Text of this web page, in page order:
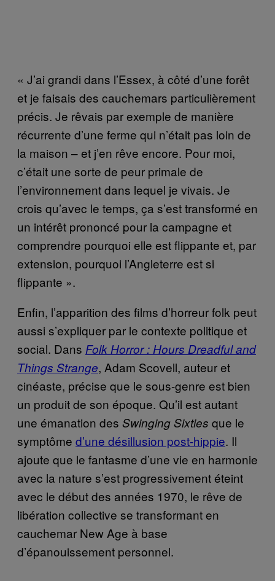
« J’ai grandi dans l’Essex, à côté d’une forêt
et je faisais des cauchemars particulièrement
précis. Je rêvais par exemple de manière
récurrente d’une ferme qui n’était pas loin de
la maison – et j’en rêve encore. Pour moi,
c’était une sorte de peur primale de
l’environnement dans lequel je vivais. Je
crois qu’avec le temps, ça s’est transformé en
un intérêt prononcé pour la campagne et
comprendre pourquoi elle est flippante et, par
extension, pourquoi l’Angleterre est si
flippante ».
Enfin, l’apparition des films d’horreur folk peut
aussi s’expliquer par le contexte politique et
social. Dans Folk Horror : Hours Dreadful and
Things Strange, Adam Scovell, auteur et
cinéaste, précise que le sous-genre est bien
un produit de son époque. Qu’il est autant
une émanation des Swinging Sixties que le
symptôme d’une désillusion post-hippie. Il
ajoute que le fantasme d’une vie en harmonie
avec la nature s’est progressivement éteint
avec le début des années 1970, le rêve de
libération collective se transformant en
cauchemar New Age à base
d’épanouissement personnel.